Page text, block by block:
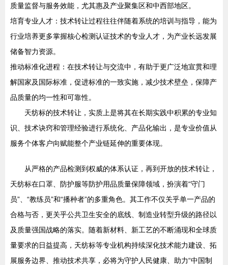
质量监督与服务效能，尤其惠及产业聚集区和中西部地区。
培育专业人才：技术转让过程往往伴随着系统的培训与指导，能为
行业培养更多掌握核心检测认证技术的专业人才，为产业长远发展
储备智力资源。
推动标准化进程：在技术转让与交流中，有助于更广泛地宣贯和理
解国家及国际标准，促进标准的一致实施，减少技术壁垒，保障产
品质量的均一性和可靠性。
天纺标的技术转让，实质上是将其在长期实践中积累的专业知
识、技术诀窍和管理经验进行系统化、产品化输出，是专业价值从
服务个体客户向赋能整个产业链延伸的重要体现。
从严格的产品检测到权威的体系认证，再到开放的技术转让，
天纺标在口罩、防护服等防护用品质量保障领域，扮演着“守门
员”、“教练员”和“播种者”的多重角色。其工作不仅关乎单一产品的
合格与否，更关乎公共卫生安全的底线、制造业转型升级的路径以
及质量强国战略的落实。随着新材料、新工艺的不断涌现和全球质
量要求的日益提高，天纺标等专业机构持续深化技术能力建设、拓
展服务边界、推动技术共享，必将为守护人民健康、助力“中国制